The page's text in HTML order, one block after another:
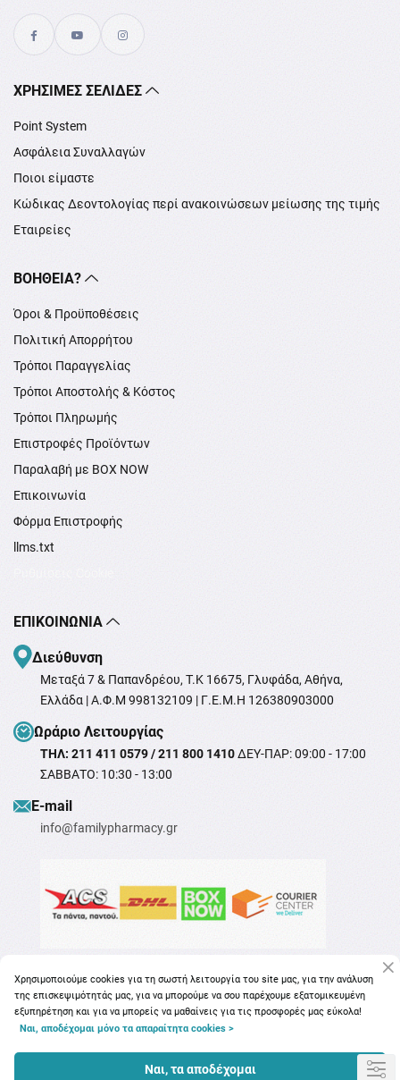
XΡΉΣΙΜΕΣ ΣΕΛΊΔΕΣ
Point System
Ασφάλεια Συναλλαγών
Ποιοι είμαστε
Κώδικας Δεοντολογίας περί ανακοινώσεων μείωσης της τιμής
Εταιρείες
ΒΟΉΘΕΙΑ?
Όροι & Προϋποθέσεις
Πολιτική Απορρήτου
Τρόποι Παραγγελίας
Τρόποι Αποστολής & Κόστος
Τρόποι Πληρωμής
Επιστροφές Προϊόντων
Παραλαβή με BOX NOW
Επικοινωνία
Φόρμα Επιστροφής
llms.txt
ΕΠΙΚΟΙΝΩΝΊΑ
Διεύθυνση
Μεταξά 7 & Παπανδρέου, T.K 16675, Γλυφάδα, Αθήνα,
Ελλάδα | Α.Φ.Μ 998132109 | Γ.Ε.Μ.Η 126380903000
Ωράριο Λειτουργίας
ΤΗΛ: 211 411 0579 / 211 800 1410ΔΕΥ-ΠΑΡ: 09:00 - 17:00
ΣΑΒΒΑΤΟ: 10:30 - 13:00
Ε-mail
info@familypharmacy.gr
Χρησιμοποιούμε cookies για τη σωστή λειτουργία του site μας, για την ανάλυση
της επισκεψιμότητάς μας, για να μπορούμε να σου παρέχουμε εξατομικευμένη
εξυπηρέτηση και για να μπορείς να μαθαίνεις για τις προσφορές μας εύκολα!
Ναι, αποδέχομαι μόνο τα απαραίτητα cookies >
Ναι, τα αποδέχομαι